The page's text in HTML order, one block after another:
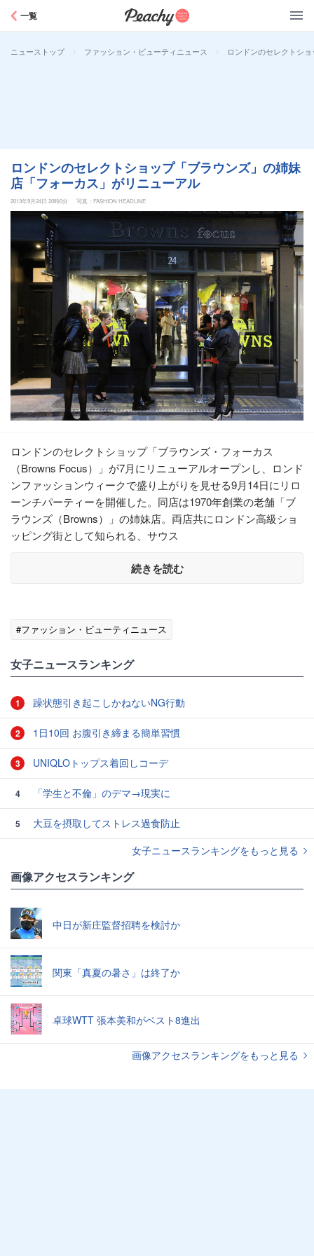
一覧
ニューストップ > ファッション・ビューティニュース > ロンドンのセレクトシ
ロンドンのセレクトショップ「ブラウンズ」の姉妹
店「フォーカス」がリニューアル
2013年9月24日 20時0分 写真：FASHION HEADLINE
ロンドンのセレクトショップ「ブラウンズ・フォーカス
（Browns Focus）」が7月にリニューアルオープンし、ロンド
ンファッションウィークで盛り上がりを見せる9月14日にリロ
ーンチパーティーを開催した。同店は1970年創業の老舗「ブ
ラウンズ（Browns）」の姉妹店。両店共にロンドン高級ショ
ッピング街として知られる、サウス
続きを読む
#ファッション・ビューティニュース
女子ニュースランキング
1 躁状態引き起こしかねないNG行動
2 1日10回 お腹引き締まる簡単習慣
3 UNIQLOトップス着回しコーデ
4 「学生と不倫」のデマ→現実に
5
大豆を摂取してストレス過食防止
女子ニュースランキングをもっと見る
画像アクセスランキング
中日が新庄監督招聘を検討か
関東「真夏の暑さ」は終了か
卓球WTT 張本美和がベスト8進出
画像アクセスランキングをもっと見る